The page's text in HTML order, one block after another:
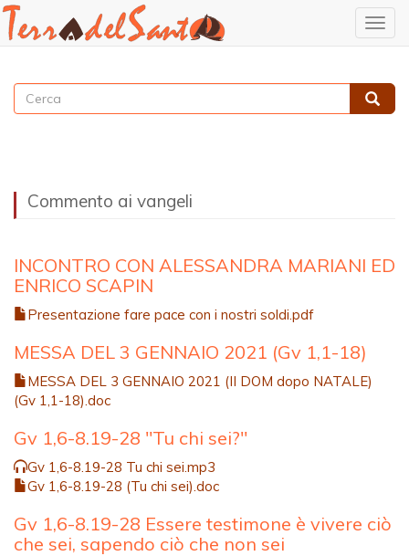
contenuto
principale
Cerca Cerca
Commento ai vangeli
INCONTRO CON ALESSANDRA MARIANI ED
ENRICO SCAPIN
Presentazione fare pace con i nostri soldi.pdf
MESSA DEL 3 GENNAIO 2021 (Gv 1,1-18)
MESSA DEL 3 GENNAIO 2021 (II DOM dopo NATALE)
(Gv 1,1-18).doc
Gv 1,6-8.19-28 "Tu chi sei?"
Gv 1,6-8.19-28 Tu chi sei.mp3
Gv 1,6-8.19-28 (Tu chi sei).doc
Gv 1,6-8.19-28 Essere testimone è vivere ciò
che sei, sapendo ciò che non sei